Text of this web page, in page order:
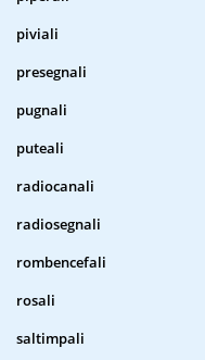
piviali
presegnali
pugnali
puteali
radiocanali
radiosegnali
rombencefali
rosali
saltimpali